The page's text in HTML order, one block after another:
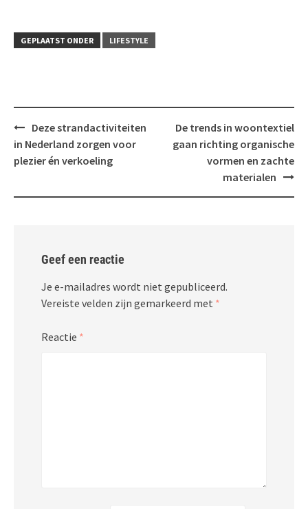
GEPLAATST ONDER LIFESTYLE
Bericht
navigatie
Deze strandactiviteiten
in Nederland zorgen voor
plezier én verkoeling
De trends in woontextiel
gaan richting organische
vormen en zachte
materialen
Geef een reactie
Je e-mailadres wordt niet gepubliceerd.
Vereiste velden zijn gemarkeerd met *
Reactie *